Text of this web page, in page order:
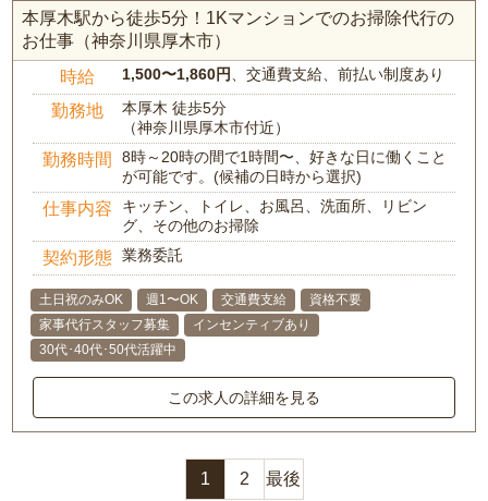
本厚木駅から徒歩5分！1Kマンションでのお掃除代行の
お仕事（神奈川県厚木市）
時給 1,500〜1,860円 、交通費支給、前払い制度あり
勤務地
本厚木 徒歩5分
（神奈川県厚木市付近）
勤務時間
8時～20時の間で1時間〜、好きな日に働くこと
が可能です。(候補の日時から選択)
仕事内容
キッチン、トイレ、お風呂、洗面所、リビン
グ、その他のお掃除
契約形態 業務委託
土日祝のみOK 週1〜OK 交通費支給
資格不要
家事代行スタッフ募集
インセンティブあり
30代･40代･50代活躍中
この求人の詳細を見る
1 2 最後